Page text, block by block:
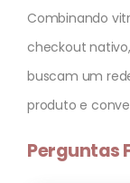
Combinando
checkout
buscam um
produto e
Perguntas